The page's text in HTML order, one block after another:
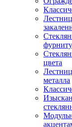
цвета
металла